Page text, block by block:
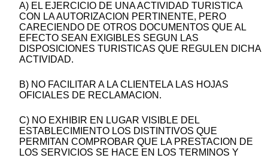
A) EL EJERCICIO DE UNA ACTIVIDAD TURISTICA
CON LA AUTORIZACION PERTINENTE, PERO
CARECIENDO DE OTROS DOCUMENTOS QUE AL
EFECTO SEAN EXIGIBLES SEGUN LAS
DISPOSICIONES TURISTICAS QUE REGULEN DICHA
ACTIVIDAD.
B) NO FACILITAR A LA CLIENTELA LAS HOJAS
OFICIALES DE RECLAMACION.
C) NO EXHIBIR EN LUGAR VISIBLE DEL
ESTABLECIMIENTO LOS DISTINTIVOS QUE
PERMITAN COMPROBAR QUE LA PRESTACION DE
LOS SERVICIOS SE HACE EN LOS TERMINOS Y